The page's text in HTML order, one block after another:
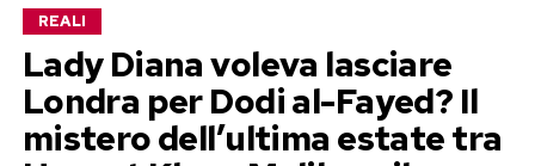
Elodie, Franceska e Megan Ria: il
triangolo che fa parlare
Megan Ria è un volto conosciuto dal pubblico
REALI
Lady Diana voleva lasciare
Londra per Dodi al-Fayed? Il
mistero dell’ultima estate tra